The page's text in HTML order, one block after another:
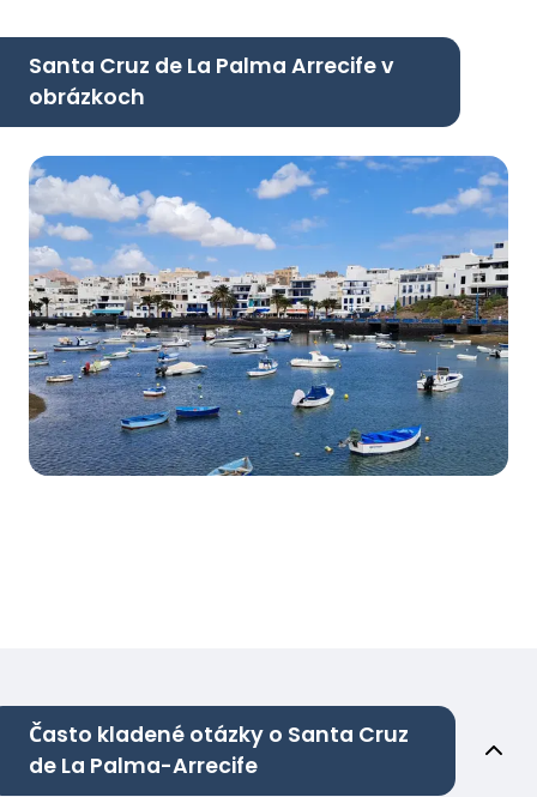
Santa Cruz de La Palma Arrecife v
obrázkoch
Často kladené otázky o Santa Cruz
de La Palma-Arrecife